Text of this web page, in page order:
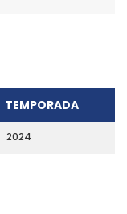
TEMPORADA
2024